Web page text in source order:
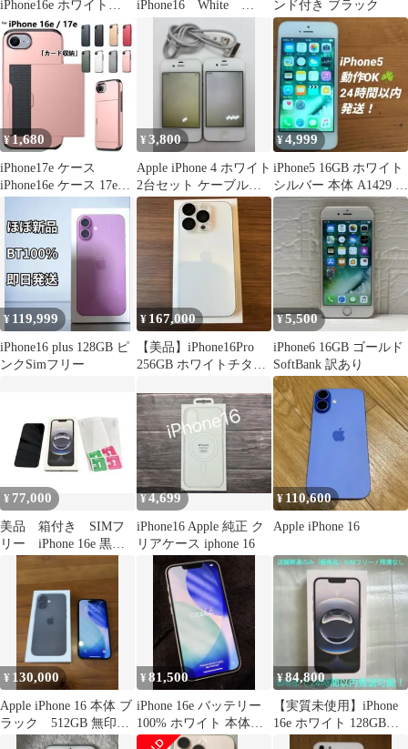
iPhone16e ホワイト
256GB
iPhone16 White
ンド付き ブラック
¥1,680
iPhone17e ケース
iPhone16e ケース 17e
¥3,800
Apple iPhone 4 ホワイト
2台セット ケーブル付
き
¥4,999
iPhone5 16GB ホワイト
シルバー 本体 A1429 ソ
フトバンク版
¥ 119,999
iPhone16 plus 128GB ピ
ンクSimフリー
¥ 167,000
【美品】iPhone16Pro
256GB ホワイトチタニ
¥5,500
iPhone6 16GB ゴールド
SoftBank 訳あり
¥ 77,000
美品 箱付き SIMフ
リー iPhone 16e 黒
128gb 値下げ不可
¥4,699
iPhone16 Apple 純正 ク
リアケース iphone 16
¥ 110,600
Apple iPhone 16
¥ 130,000
Apple iPhone 16 本体 ブ
ラック 512GB 無印
SIMフリー
¥81,500
iPhone 16e バッテリー
100% ホワイト 本体
126G 極上美品
¥84,800
【実質未使用】iPhone
16e ホワイト 128GB
SIMフリー 即発送